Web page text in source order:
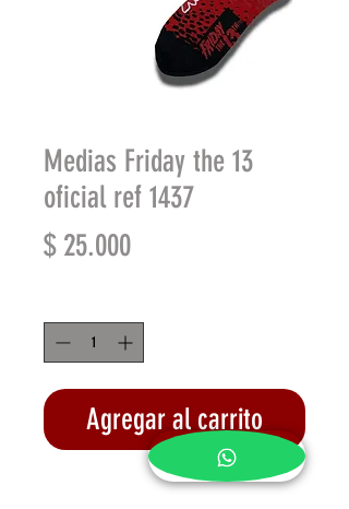
Medias Friday the 13
oficial ref 1437
$ 25.000Precio
Agregar al carrito
Realizar compra